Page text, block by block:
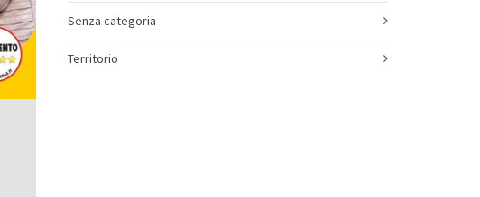
Senza categoria
Territorio